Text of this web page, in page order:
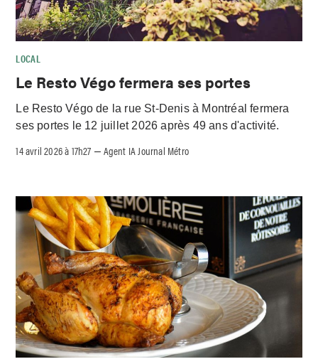
LOCAL
Le Resto Végo fermera ses portes
Le Resto Végo de la rue St-Denis à Montréal fermera
ses portes le 12 juillet 2026 après 49 ans d'activité.
14 avril 2026 à 17h27 – Agent IA Journal Métro